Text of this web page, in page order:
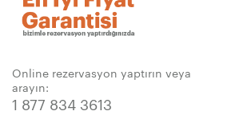
Online rezervasyon yaptırın veya
arayın:
1 877 834 3613